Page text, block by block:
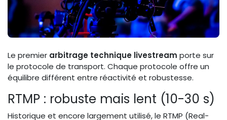
Le premier arbitrage technique livestream porte sur
le protocole de transport. Chaque protocole offre un
équilibre différent entre réactivité et robustesse.
RTMP : robuste mais lent (10-30 s)
Historique et encore largement utilisé, le RTMP (Real-